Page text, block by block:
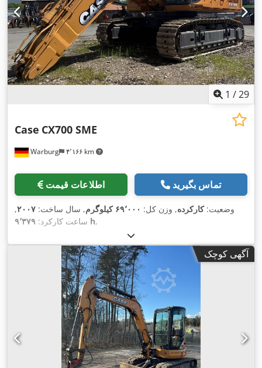
1 /29
Warburg ۴٬۱۶۶ km
Case CX700 SME
اطلاعات قیمت تماس بگیرید
وضعیت:کارکرده, وزن کل: ۶۹٬۰۰۰ کیلوگرم , سال ساخت: ۲۰۰۷,
ساعت کارکرد: ۹٬۳۷۹ h,
آگهی کوچک